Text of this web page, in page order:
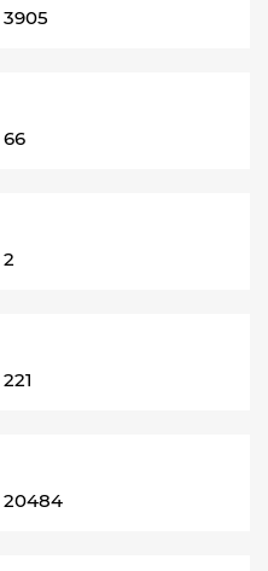
3905
66
2
221
20484